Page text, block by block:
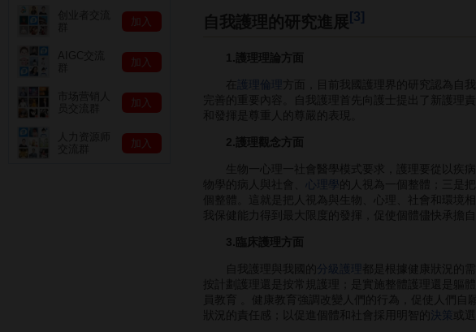
自我護理的研究進展[3]
1.護理理論方面
在 護理倫理 方面，目前我國護理界的研究認為自
完善的重要內容。自我護理首先向護士提出了新護理
和發揮是尊重人的尊嚴的表現。
2.護理觀念方面
生物一心理一社會醫學模式要求，護理要從以疾病
物學的病人與社會、 心理學的人視為一個整體；三是
個整體。這就是把人視為與生物、心理、社會和環境
我保健能力得到最大限度的發揮，促使個體儘快承擔
3.臨床護理方面
自我護理與我國的 分級護理
都是根據健康狀況的
按計劃護理還是按常規護理；是實施整體護理還是軀
員教育 。健康教育強調改變人們的行為，促使人們自
狀況的責任感；以促進個體和社會採用明智的 決策 或
加入
加入
加入
加入